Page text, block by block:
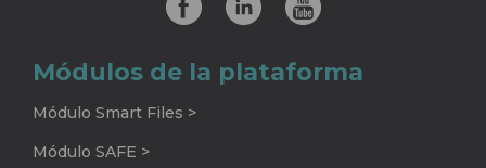
Módulos de la plataforma
Módulo Smart Files >
Módulo SAFE >